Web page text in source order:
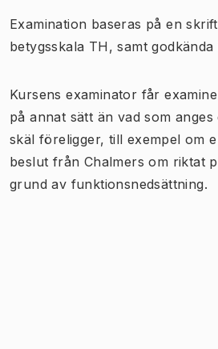
Examination baseras på en
betygsskala TH, samt
Kursens examinator får
på annat sätt än vad som
skäl föreligger, till exempel om
beslut från Chalmers om riktat
grund av funktionsnedsättning.